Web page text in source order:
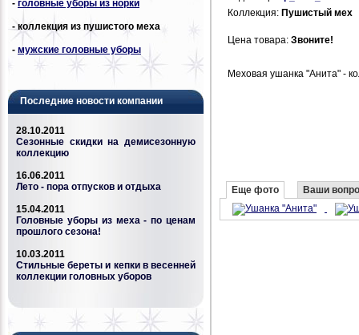
- головные уборы из норки
- коллекция из пушистого меха
- мужские головные уборы
Последние новости компании
28.10.2011
Сезонные скидки на демисезонную
коллекцию
16.06.2011
Лето - пора отпусков и отдыха
15.04.2011
Головные уборы из меха - по ценам
прошлого сезона!
10.03.2011
Стильные береты и кепки в весенней
коллекции головных уборов
Коллекция: Пушистый мех
Цена товара: Звоните!
Меховая ушанка "Анита" -
Еще фото Ваши